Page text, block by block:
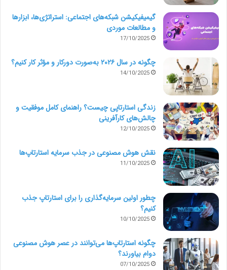
گیمیفیکیشن شبکه‌های اجتماعی: استراتژی‌ها، ابزارها
و مطالعات موردی
17/10/2025
چگونه در سال ۲۰۲۶ به‌صورت دورکار و مؤثر کار کنیم؟
14/10/2025
زندگی استارتاپی چیست؟ راهنمای کامل موفقیت و
چالش‌های کارآفرینی
12/10/2025
نقش هوش مصنوعی در جذب سرمایه استارتاپ‌ها
11/10/2025
چطور اولین سرمایه‌گذاری را برای استارتاپ جذب
کنیم؟
10/10/2025
چگونه استارتاپ‌ها می‌توانند در عصر هوش مصنوعی
دوام بیاورند؟
07/10/2025